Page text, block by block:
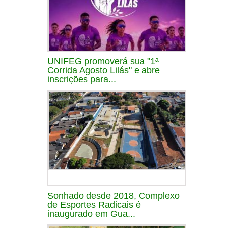
UNIFEG promoverá sua "1ª
Corrida Agosto Lilás" e abre
inscrições para...
Sonhado desde 2018, Complexo
de Esportes Radicais é
inaugurado em Gua...